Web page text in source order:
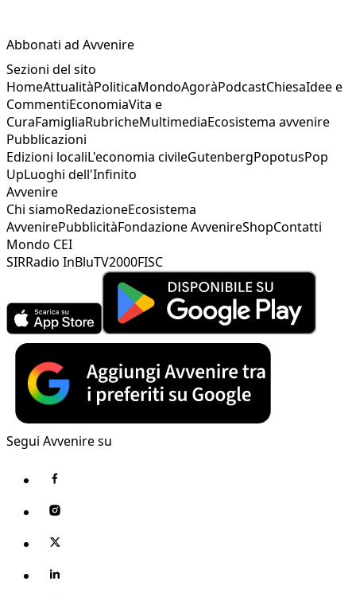
Abbonati ad Avvenire
Sezioni del sito
HomeAttualitàPoliticaMondoAgoràPodcastChiesaIdee e
CommentiEconomiaVita e
CuraFamigliaRubricheMultimediaEcosistema avvenire
Pubblicazioni
Edizioni localiL'economia civileGutenbergPopotusPop
UpLuoghi dell'Infinito
Avvenire
Chi siamoRedazioneEcosistema
AvvenirePubblicitàFondazione AvvenireShopContatti
Mondo CEI
SIRRadio InBluTV2000FISC
Segui Avvenire su